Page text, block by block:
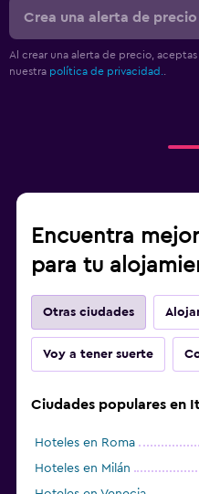
Crea una alerta de precio
Al crear una alerta de precio,
nuestra política de privacidad.
Encuentra
para tu
Otras ciudades
Voy a tener suerte
Ciudades populares en
Hoteles en Roma
Hoteles en Milán